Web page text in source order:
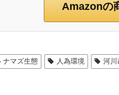
Amazonの
ナマズ生態 人為環境 河川